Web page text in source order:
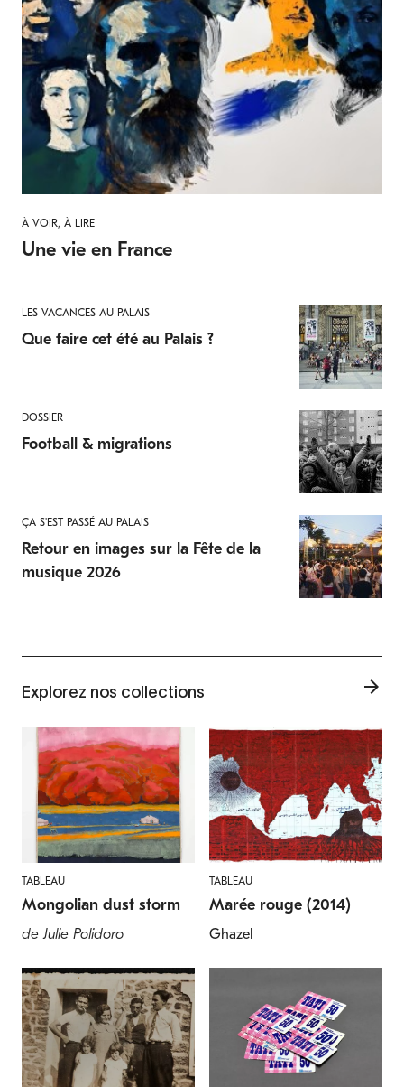
À VOIR, À LIRE
Une vie en France
LES VACANCES AU PALAIS
Que faire cet été au Palais ?
DOSSIER
Football & migrations
ÇA S'EST PASSÉ AU PALAIS
Retour en images sur la Fête de la
musique 2026
Explorez nos collections
TABLEAU
Mongolian dust storm
de Julie Polidoro
TABLEAU
Marée rouge (2014)
Ghazel